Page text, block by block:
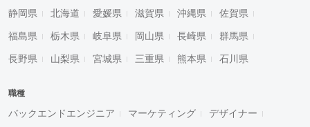
静岡県 北海道 愛媛県 滋賀県 沖縄県 佐賀県
福島県 栃木県 岐阜県 岡山県 長崎県 群馬県
長野県 山梨県 宮城県 三重県 熊本県 石川県
職種
バックエンドエンジニア マーケティング デザイナー